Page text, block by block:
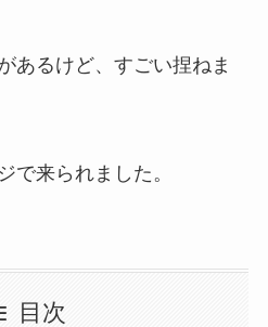
あるけど、すごい捏ねま
で来られました。
目次